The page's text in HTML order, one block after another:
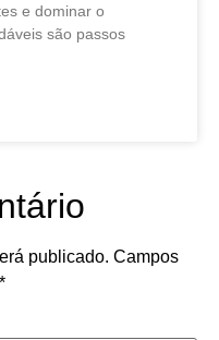
e dominar o
são passos
publicado. Campos
*